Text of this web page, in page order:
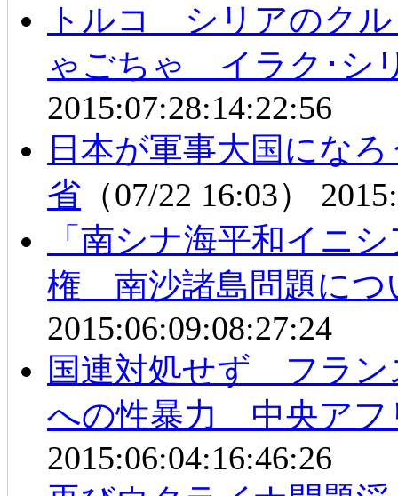
トルコ シリアのク
ゃごちゃ イラク･シ
2015:07:28:14:22:56
日本が軍事大国にな
省 （07/22 16:03）
「南シナ海平和イニ
権 南沙諸島問題につ
2015:06:09:08:27:24
国連対処せず フラン
への性暴力 中央アフ
2015:06:04:16:46:26